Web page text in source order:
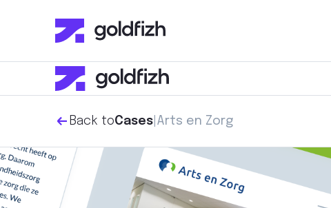
Back toCases Arts en Zorg